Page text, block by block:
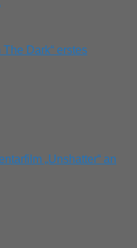
Dark“ erstes
„Unshatter“ an